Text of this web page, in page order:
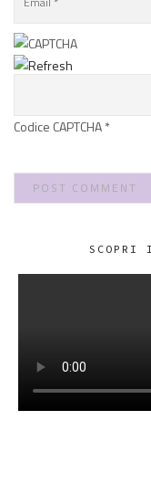
Codice CAPTCHA*
SCOPRI